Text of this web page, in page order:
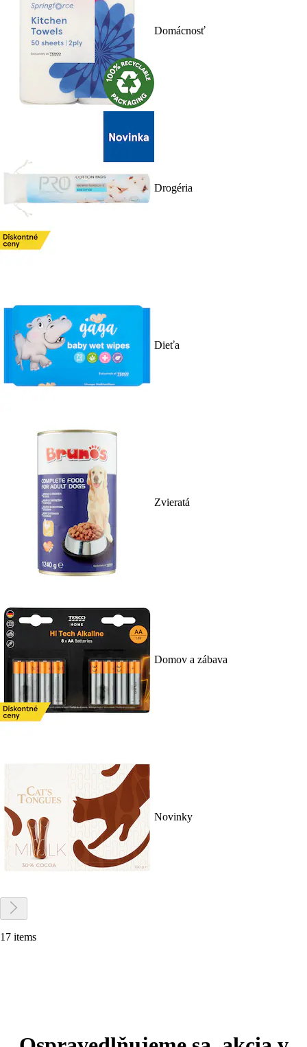
Domácnosť
Drogéria
Dieťa
Zvieratá
Domov a zábava
Novinky
17 items